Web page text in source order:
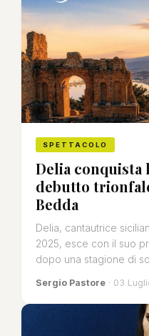
SPETTACOLO
Delia conquista
debutto
Bedda
Delia, cantautrice
2025, esce con il suo
dopo una stagione di
Sergio Pastore · 03